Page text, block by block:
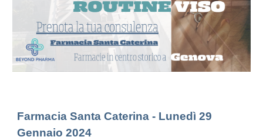
Farmacia Santa Caterina - Lunedì29
Gennaio 2024